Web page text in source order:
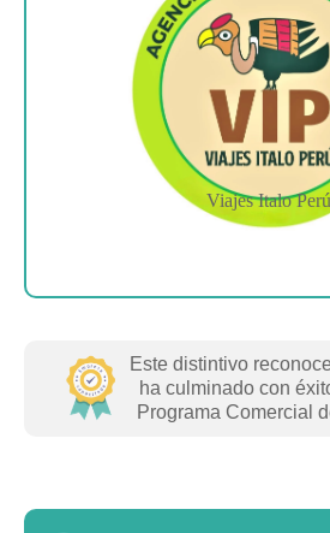
Viajes Italo Perú
Este distintivo
ha culminado con
Programa Comercial